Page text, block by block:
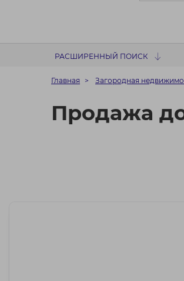
РАСШИРЕННЫЙ ПОИСК
Главная Загородная
Продажа